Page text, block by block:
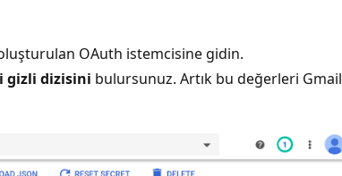
OAuth istemcisine gidin.
gizli dizisini bulursunuz. Artık bu değerleri Gmail